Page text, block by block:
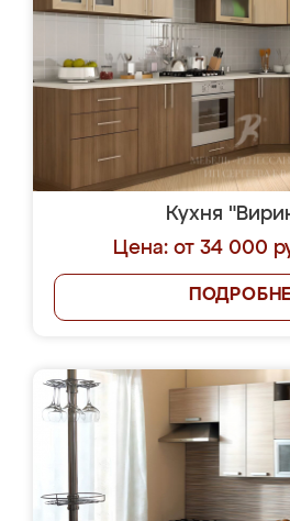
Кухня
Цена: от 34 000